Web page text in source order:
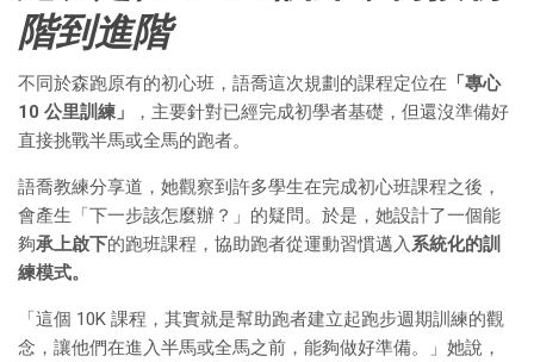
階到進階
不同於森跑原有的初心班，語喬這次規劃的課程定位在 「專心
10 公里訓練」
，主要針對已經完成初學者基礎，但還沒準備好
直接挑戰半馬或全馬的跑者。
語喬教練分享道，她觀察到許多學生在完成初心班課程之後，
會產生「下一步該怎麼辦？」的疑問。於是，她設計了一個能
夠承上啟下的跑班課程，協助跑者從運動習慣邁入系統化的訓
練模式。
「這個 10K 課程，其實就是幫助跑者建立起跑步週期訓練的觀
念，讓他們在進入半馬或全馬之前，能夠做好準備。」她說，